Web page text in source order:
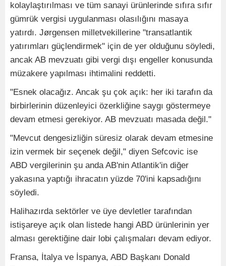
kolaylaştırılması ve tüm sanayi ürünlerinde sıfıra sıfır
gümrük vergisi uygulanması olasılığını masaya
yatırdı. Jørgensen milletvekillerine "transatlantik
yatırımları güçlendirmek" için de yer olduğunu söyledi,
ancak AB mevzuatı gibi vergi dışı engeller konusunda
müzakere yapılması ihtimalini reddetti.
"Esnek olacağız. Ancak şu çok açık: her iki tarafın da
birbirlerinin düzenleyici özerkliğine saygı göstermeye
devam etmesi gerekiyor. AB mevzuatı masada değil."
"Mevcut dengesizliğin süresiz olarak devam etmesine
izin vermek bir seçenek değil," diyen Sefcovic ise
ABD vergilerinin şu anda AB'nin Atlantik'in diğer
yakasına yaptığı ihracatın yüzde 70'ini kapsadığını
söyledi.
Halihazırda sektörler ve üye devletler tarafından
istişareye açık olan listede hangi ABD ürünlerinin yer
alması gerektiğine dair lobi çalışmaları devam ediyor.
Fransa, İtalya ve İspanya, ABD Başkanı Donald